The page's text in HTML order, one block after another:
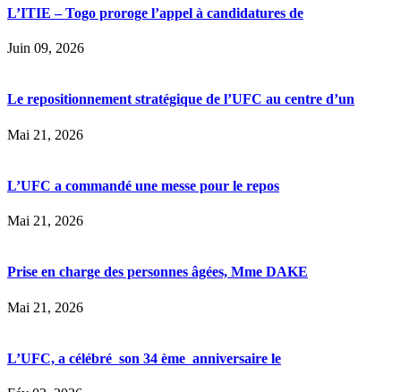
L’ITIE – Togo proroge l’appel à candidatures de
Juin 09, 2026
Le repositionnement stratégique de l’UFC au centre d’un
Mai 21, 2026
L’UFC a commandé une messe pour le repos
Mai 21, 2026
Prise en charge des personnes âgées, Mme DAKE
Mai 21, 2026
L’UFC, a célébré son 34 ème anniversaire le